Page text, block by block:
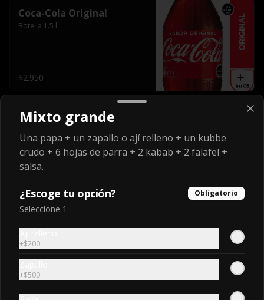
Coca-Cola Original
Botella 1.5 l.
$2.950
Coca-Cola sin Azúcar
Coca-Cola sin Azúcar
Mixto grande
Una papa + un zapallo o ají relleno + un kubbe
crudo + 6 hojas de parra + 2 kabab + 2 falafel +
salsa.
¿Escoge tu opción? Obligatorio
Seleccione 1
+$200
+$500